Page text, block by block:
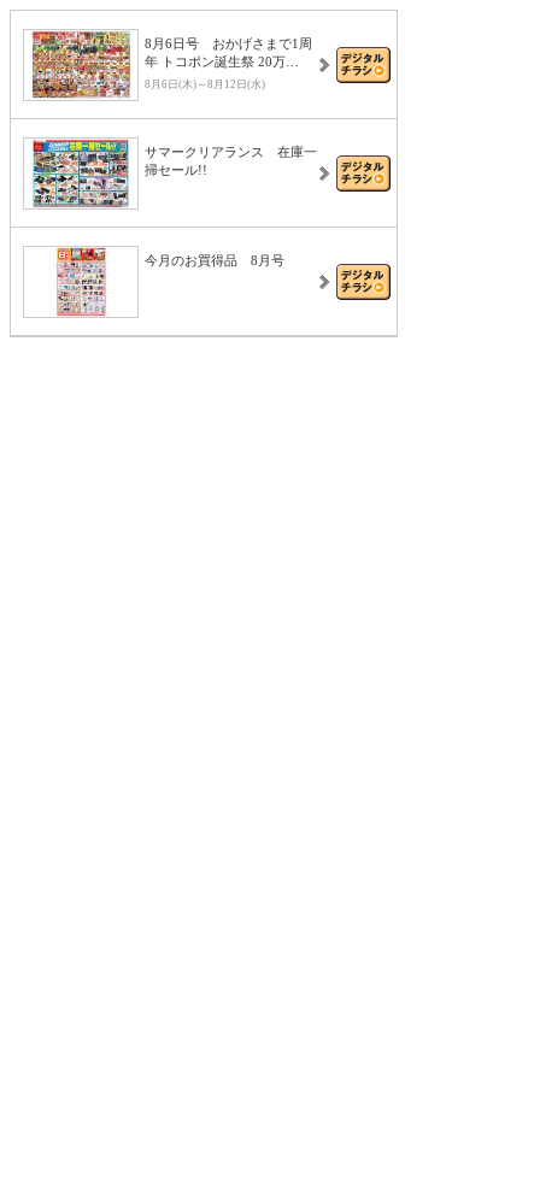
8月6日号 おかげさまで1周
年 トコポン誕生祭 20万…
8月6日(木)～8月12日(水)
サマークリアランス 在庫一
掃セール!!
今月のお買得品 8月号